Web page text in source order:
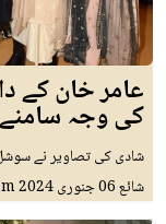
عامر خان کے
کی وجہ
شادی کی تصاویر نے
شائع06 جنوری 2024